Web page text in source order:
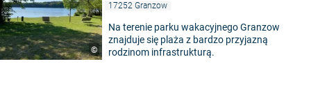
©
17252 Granzow
Na terenie parku wakacyjnego Granzow
znajduje się plaża z bardzo przyjazną
rodzinom infrastrukturą.